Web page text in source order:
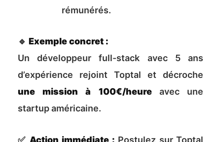
rémunérés.
🔹 Exemple concret :
Un développeur full-stack avec 5 ans
d’expérience rejoint Toptal et décroche
une mission à 100€/heureavec une
startup américaine.
✅ Action immédiate : Postulez sur Toptal